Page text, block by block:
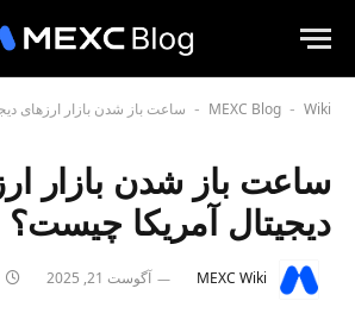
MEXC Blog - Wiki
- ساعت باز شدن بازار ارزهای
ساعت باز شدن بازار
دیجیتال آمریکا چیست؟
MEXC Wiki آگوست 21, 2025